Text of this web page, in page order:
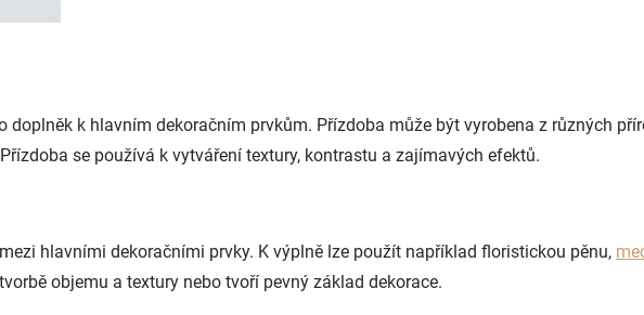
doplněk k hlavním dekoračním prvkům. Přízdoba může být vyrobena z různých
se používá k vytváření textury, kontrastu a zajímavých efektů.
hlavními dekoračními prvky. K výplně lze použít například floristickou pěnu,
objemu a textury nebo tvoří pevný základ dekorace.